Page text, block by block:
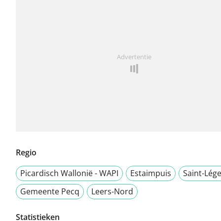
Advertentie
Regio
Picardisch Wallonië - WAPI
Estaimpuis
Saint-
Gemeente Pecq
Leers-Nord
Statistieken